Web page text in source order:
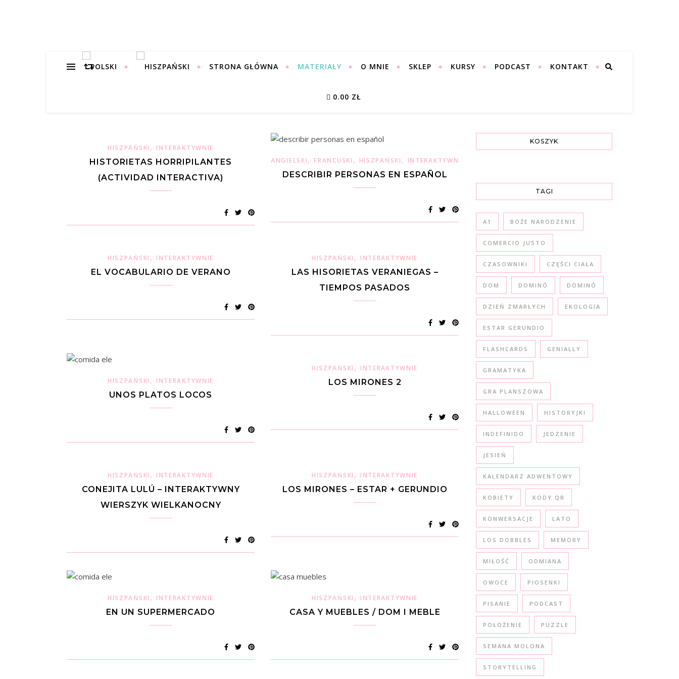
STRONA GŁÓWNA MATERIAŁY O MNIE SKLEP KURSY PODCAST KONTAKT
0.00 ZŁ
HISZPAŃSKI , INTERAKTYWNIE
HISTORIETAS HORRIPILANTES
(ACTIVIDAD INTERACTIVA)
ANGIELSKI, FRANCUSKI , HISZPAŃSKI , INTERAKTYWNIE
DESCRIBIR PERSONAS EN ESPAÑOL
HISZPAŃSKI , INTERAKTYWNIE
EL VOCABULARIO DE VERANO
HISZPAŃSKI , INTERAKTYWNIE
LAS HISORIETAS VERANIEGAS –
TIEMPOS PASADOS
HISZPAŃSKI , INTERAKTYWNIE
UNOS PLATOS LOCOS
HISZPAŃSKI , INTERAKTYWNIE
LOS MIRONES 2
HISZPAŃSKI , INTERAKTYWNIE
CONEJITA LULÚ – INTERAKTYWNY
WIERSZYK WIELKANOCNY
HISZPAŃSKI , INTERAKTYWNIE
LOS MIRONES – ESTAR + GERUNDIO
HISZPAŃSKI , INTERAKTYWNIE
EN UN SUPERMERCADO
HISZPAŃSKI , INTERAKTYWNIE
CASA Y MUEBLES / DOM I MEBLE
KOSZYK
TAGI
A1 BOŻE NARODZENIE
COMERCIO JUSTO
CZASOWNIKI CZĘŚCI CIAŁA
DOM DOMINÓ DOMINÓ
DZIEŃ ZMARŁYCH EKOLOGIA
ESTAR GERUNDIO
FLASHCARDS GENIALLY
GRAMATYKA
GRA PLANSZOWA
HALLOWEEN HISTORYJKI
INDEFINIDO JEDZENIE
JESIEŃ
KALENDARZ ADWENTOWY
KOBIETY KODY QR
KONWERSACJE LATO
LOS DOBBLES MEMORY
MIŁOŚĆ ODMIANA
OWOCE PIOSENKI
PISANIE PODCAST
POŁOŻENIE PUZZLE
SEMANA MOLONA
STORYTELLING